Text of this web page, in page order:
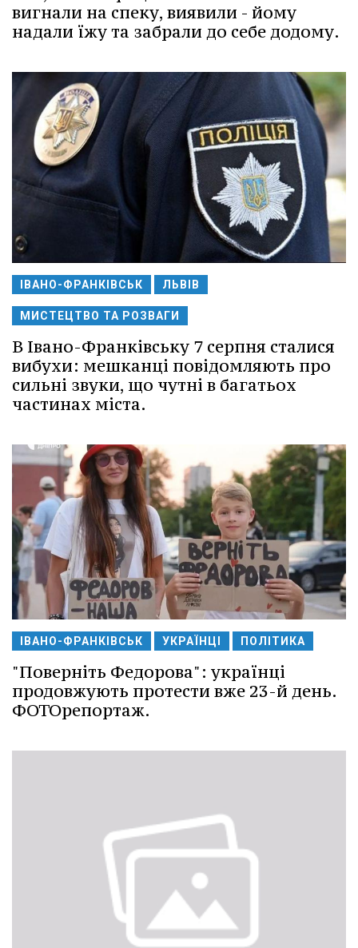
вигнали на спеку, виявили - йому
надали їжу та забрали до себе додому.
ІВАНО-ФРАНКІВСЬК ЛЬВІВ
МИСТЕЦТВО ТА РОЗВАГИ
В Івано-Франківську 7 серпня сталися
вибухи: мешканці повідомляють про
сильні звуки, що чутні в багатьох
частинах міста.
ІВАНО-ФРАНКІВСЬК УКРАЇНЦІ ПОЛІТИКА
"Поверніть Федорова": українці
продовжують протести вже 23-й день.
ФОТОрепортаж.